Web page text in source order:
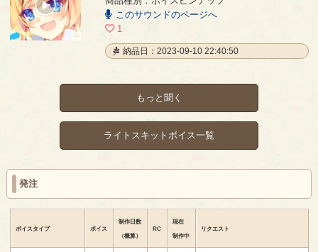
このサウンドのページへ
1
納品日：2023-09-10 22:40:50
もっと聞く
ライトスキットボイス一覧
発注
ボイスタイプ ボイス
制作日数
（概算）
RC
現在
制作中
リクエスト